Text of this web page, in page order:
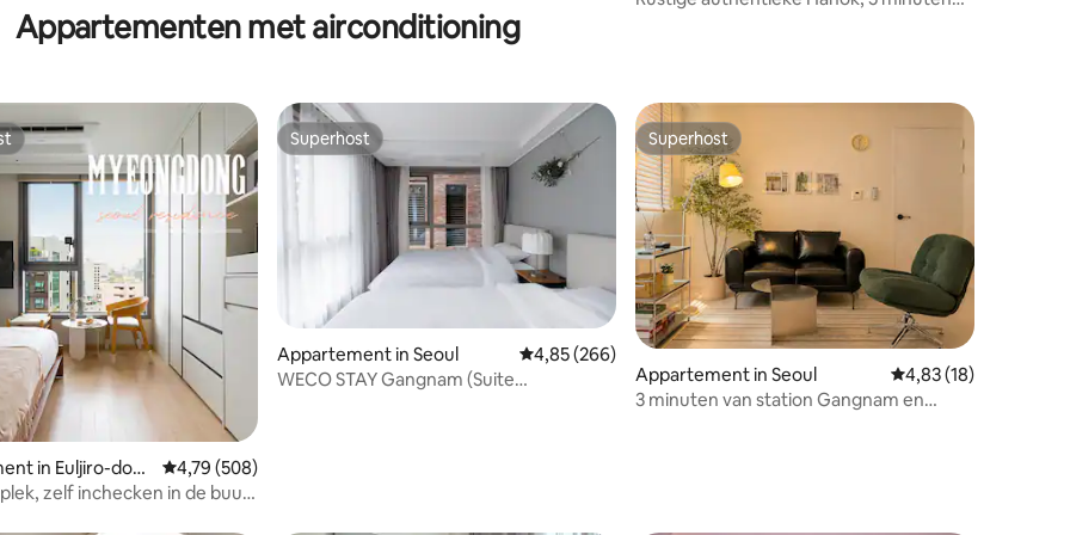
Tower#station
Appartementen met airconditioning
van 4,83 uit 5, 345 recensies
in Euljiro-don
Gemiddelde beoordeling van 4,79 uit 5, 508 recensies
4,79 (508)
zelf inchecken in de buurt
Superhost
Superhost
Appartement in Seoul Gemiddelde beoordeling van 4,85 uit 5, 266 recensies
4,85 (266)
WECO STAY Gangnam (Suite
Superhost
Superhost
Appartement in Seoul Gemiddelde
4,83 (18)
3 minuten van station Gangnam en